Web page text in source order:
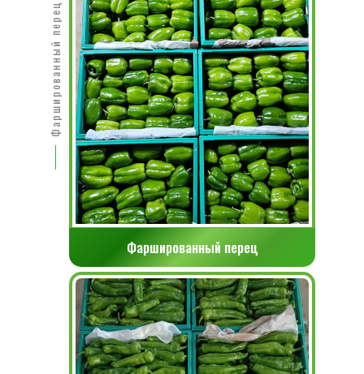
Фаршированный перец
Фаршированный перец